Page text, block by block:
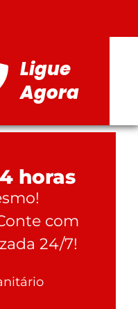
Ligue
Agora
horas
com
24/7!